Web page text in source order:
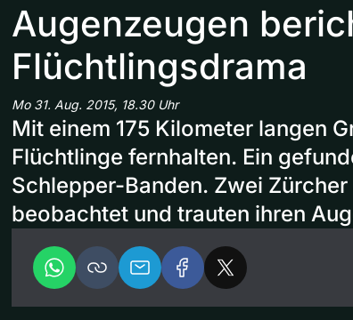
Augenzeugen
Flüchtlingsdrama
Mo 31. Aug. 2015, 18.30 Uhr
Mit einem 175 Kilometer langen
Flüchtlinge fernhalten. Ein
Schlepper-Banden. Zwei
beobachtet und trauten ihren